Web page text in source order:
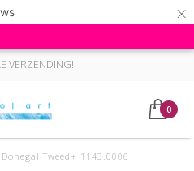
×
VERZENDING!
0
Tweed+ 1143.0006